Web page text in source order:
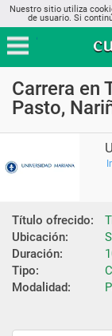
Nuestro sitio utiliza
de usuario. Si
Carrera en
Pasto,
Título ofrecido:
Ubicación:
Duración:
Tipo:
Modalidad: